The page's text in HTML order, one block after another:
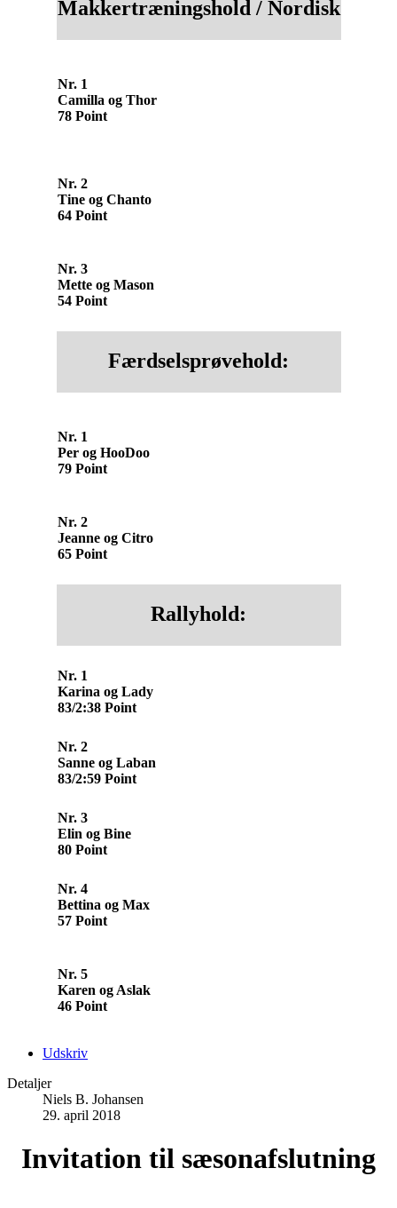
Makkertræningshold / Nordisk
Nr. 1
Camilla og Thor
78 Point
Nr. 2
Tine og Chanto
64 Point
Nr. 3
Mette og Mason
54 Point
Færdselsprøvehold:
Nr. 1
Per og HooDoo
79 Point
Nr. 2
Jeanne og Citro
65 Point
Rallyhold:
Nr. 1
Karina og Lady
83/2:38 Point
Nr. 2
Sanne og Laban
83/2:59 Point
Nr. 3
Elin og Bine
80 Point
Nr. 4
Bettina og Max
57 Point
Nr. 5
Karen og Aslak
46 Point
Udskriv
Detaljer
Niels B. Johansen
29. april 2018
Invitation til sæsonafslutning